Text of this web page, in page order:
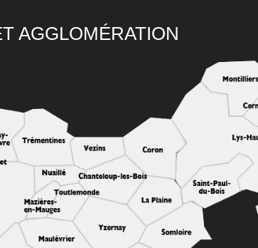
AGGLOMÉRATION